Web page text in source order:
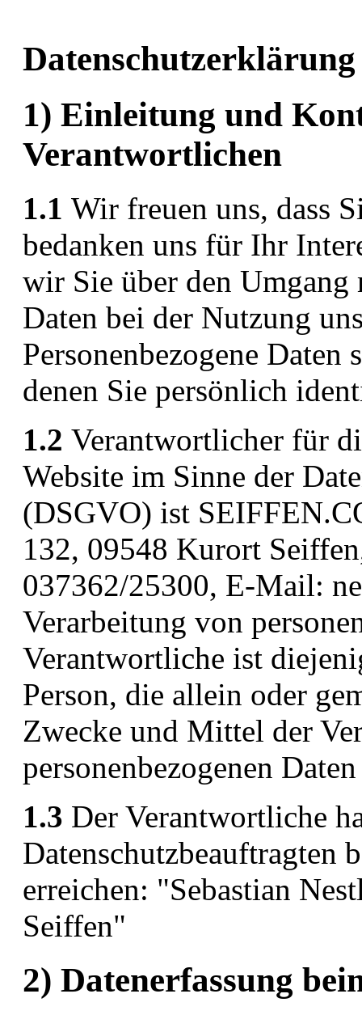
Datenschutzerklärung
1) Einleitung und
Verantwortlichen
1.1 Wir freuen uns, dass
bedanken uns für Ihr
wir Sie über den Umgang
Daten bei der Nutzung
Personenbezogene
denen Sie persönlich
1.2 Verantwortlicher für
Website im Sinne der
(DSGVO) ist
132, 09548 Kurort
037362/25300, E-Mail:
Verarbeitung von
Verantwortliche ist
Person, die allein oder
Zwecke und Mittel der
personenbezogenen
1.3 Der Verantwortliche
Datenschutzbeauftragten
erreichen: "Sebastian
Seiffen"
2) Datenerfassung